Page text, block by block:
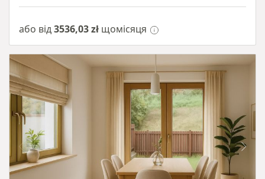
або від3536,03 zł щомісяця